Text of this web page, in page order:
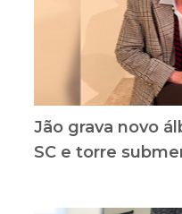
Jão grava novo
SC e torre